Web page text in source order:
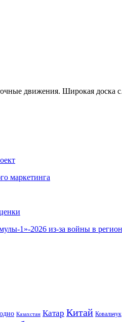
движения. Широкая доска
маркетинга
1»-2026 из-за войны в
Казахстан Катар Китай Ковальчук